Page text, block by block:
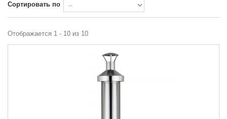
Сортировать по
Отображается 1 - 10 из 10